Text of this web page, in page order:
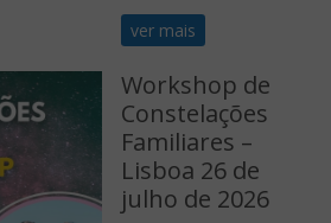
ver mais
Workshop de
Constelações
Familiares –
Lisboa 26 de
julho de 2026